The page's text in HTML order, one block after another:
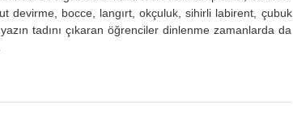
devirme, bocce, langırt, okçuluk, sihirli labirent, çubuk
tadını çıkaran öğrenciler dinlenme zamanlarda da